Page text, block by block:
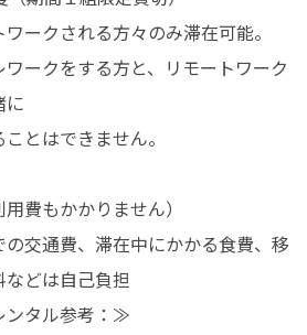
れる方々のみ滞在可能。
する方と、リモートワーク
に
できません。
費もかかりません）
、滞在中にかかる食費、移
どは自己負担
参考：≫